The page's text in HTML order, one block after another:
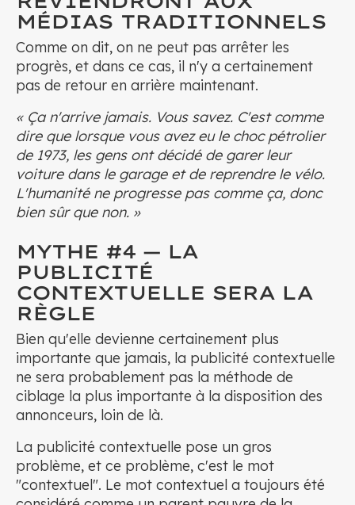
MÉDIAS TRADITIONNELS
Comme on dit, on ne peut pas arrêter les
progrès, et dans ce cas, il n'y a certainement
pas de retour en arrière maintenant.
« Ça n'arrive jamais. Vous savez. C'est comme
dire que lorsque vous avez eu le choc pétrolier
de 1973, les gens ont décidé de garer leur
voiture dans le garage et de reprendre le vélo.
L'humanité ne progresse pas comme ça, donc
bien sûr que non. »
MYTHE #4 — LA
PUBLICITÉ
CONTEXTUELLE SERA LA
RÈGLE
Bien qu'elle devienne certainement plus
importante que jamais, la publicité contextuelle
ne sera probablement pas la méthode de
ciblage la plus importante à la disposition des
annonceurs, loin de là.
La publicité contextuelle pose un gros
problème, et ce problème, c'est le mot
"contextuel". Le mot contextuel a toujours été